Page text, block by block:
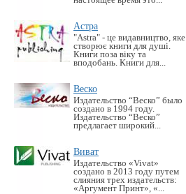
Астра
"Astra" - це видавництво, яке
створює книги для душі.
Книги поза віку та
вподобань. Книги для...
Веско
Издательство “Веско” было
создано в 1994 году.
Издательство “Веско”
предлагает широкий...
Виват
Издательство «Vivat»
создано в 2013 году путем
слияния трех издательств:
«Аргумент Принт», «...